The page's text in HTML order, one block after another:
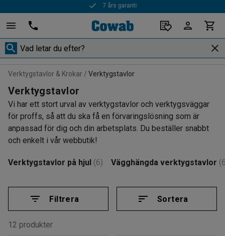
Snabba leveranser
Verktygstavlor & Krokar Verktygstavlor
Verktygstavlor
Vi har ett stort urval av verktygstavlor och verktygsväggar
för proffs, så att du ska få en förvaringslösning som är
anpassad för dig och din arbetsplats. Du beställer snabbt
och enkelt i vår webbutik!
Verktygstavlor på hjul (6) Vägghängda verktygstavlor
Filtrera Sortera
12 produkter